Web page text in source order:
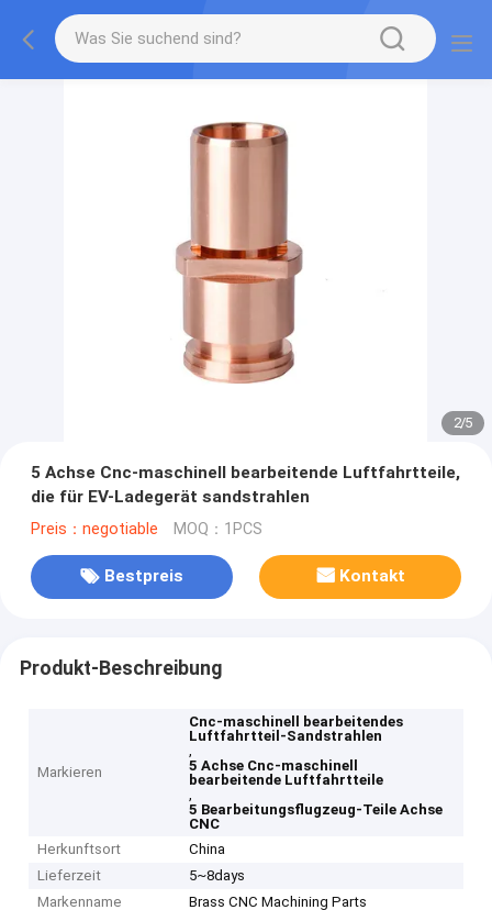
2/5
5 Achse Cnc-maschinell bearbeitende Luftfahrtteile,
die für EV-Ladegerät sandstrahlen
Preis：negotiable MOQ：1PCS
Bestpreis Kontakt
Produkt-Beschreibung
Markieren
Cnc-maschinell bearbeitendes
Luftfahrtteil-Sandstrahlen
,
5 Achse Cnc-maschinell
bearbeitende Luftfahrtteile
,
5 Bearbeitungsflugzeug-Teile Achse
CNC
Herkunftsort
China
Lieferzeit
5~8days
Markenname
Brass CNC Machining Parts